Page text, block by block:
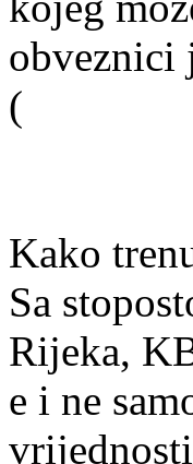
obveznici
(
Kako
Sa
Rijeka,
e i ne